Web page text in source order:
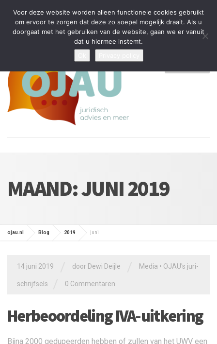
Tijdelijke stop: wegens drukte kan ik beperkt nieuwe zaken aannemen
en vragen beantwoorden
Algemene Voorwaarden
Disclaimer Privacybeleid
MAAND:JUNI 2019
ojau.nl Blog 2019 juni
14 juni 2019 door Dewi Deijle Media • OJAU's juri-
schrijfsels 0 Commentaren
Herbeoordeling IVA-uitkering
Bijna 2000 gedupeerden hebben of zullen van het UWV een
Voor deze website worden alleen functionele cookies gebruikt
om ervoor te zorgen dat deze zo soepel mogelijk draait. Als u
doorgaat met het gebruiken van de website, gaan we er vanuit
dat u hiermee instemt.